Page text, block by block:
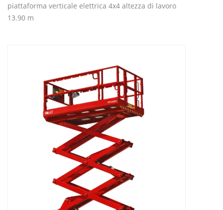
piattaforma verticale elettrica 4x4 altezza di lavoro
13.90 m